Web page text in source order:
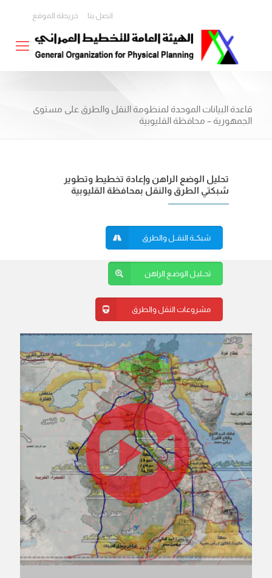
اتصل بنا خريطة الموقع
قاعدة البيانات الموحدة لمنظومة النقل والطرق على مستوى
الجمهورية – محافظة القليوبية
تحليل الوضع الراهن وإعادة تخطيط وتطوير
شبكتي الطرق والنقل بمحافظة القليوبية
شبكــة النقــل والطرق
تحــليـل الوضـع الراهن
مشروعات النقل والطرق